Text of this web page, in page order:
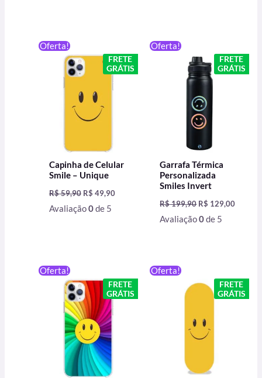
Oferta!
FRETE
GRÁTIS
Capinha de Celular
Smile – Unique
R$59,90
original
era:
R$ 59,90.
R$ 49,90
preço
atual
é:
Avaliação0de 5
Oferta!
FRETE
GRÁTIS
Garrafa Térmica
Personalizada
Smiles Invert
R$199,90
preço
original
era:
R$ 199,90.
R$ 129,00
preço
atual
é:
Avaliação0de 5
Oferta!
FRETE
GRÁTIS
preço
original
era:
R$ 59,90.
preço
atual
é:
Oferta!
FRETE
GRÁTIS
original
preço
atual
é: